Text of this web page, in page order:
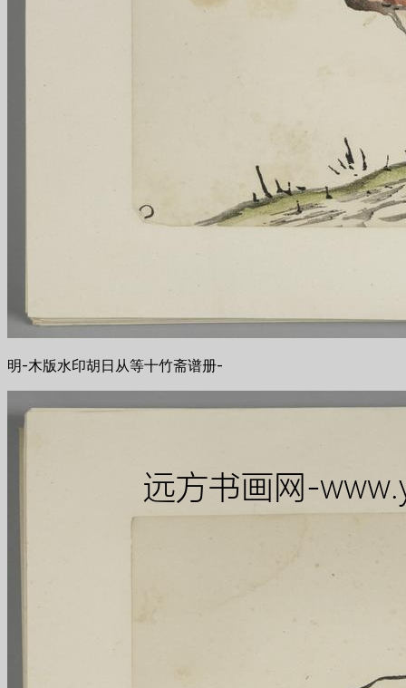
明-木版水印胡日从等十竹斋谱册-